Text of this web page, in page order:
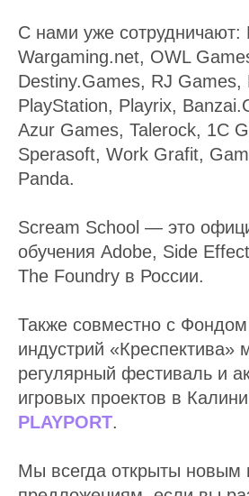
С нами уже сотрудничают:
Wargaming.net, OWL
Destiny.Games, RJ Games,
PlayStation, Playrix,
Azur Games, Talerock, 1C
Sperasoft, Work Grafit,
Panda.
Scream School — это
обучения Adobe, Side
The Foundry в России.
Также совместно с
индустрий «Креспектива»
регулярный фестиваль и
игровых проектов в
PLAYPORT.
Мы всегда открыты новым